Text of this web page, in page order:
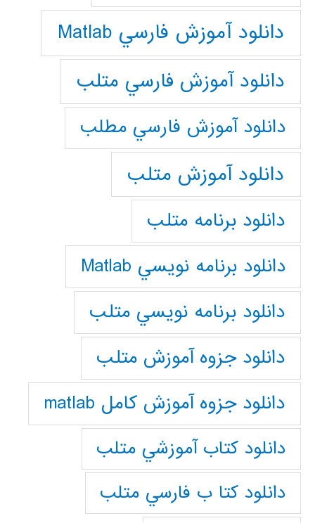
دانلود آموزش فارسي Matlab
دانلود آموزش فارسي متلب
دانلود آموزش فارسي مطلب
دانلود آموزش متلب
دانلود برنامه متلب
دانلود برنامه نويسي Matlab
دانلود برنامه نويسي متلب
دانلود جزوه آموزش متلب
دانلود جزوه آموزش کامل matlab
دانلود كتاب آموزشي متلب
دانلود كتا ب فارسي متلب